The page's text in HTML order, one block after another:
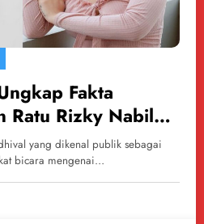
Fakta
Ratu Rizky Nabila
yang dikenal publik sebagai
bicara mengenai…